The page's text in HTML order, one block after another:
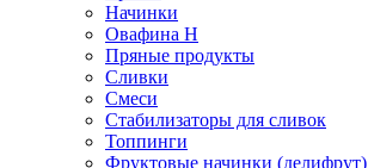
Начинки
Овафина Н
Пряные продукты
Сливки
Смеси
Стабилизаторы для сливок
Топпинги
Фруктовые начинки (делифрут)